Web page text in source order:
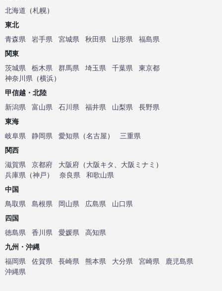
北海道 （札幌）
東北
青森県
岩手県 宮城県 秋田県 山形県
福島県
関東
茨城県
栃木県 群馬県 埼玉県 千葉県
東京都
神奈川県 （横浜）
甲信越・北陸
新潟県
富山県 石川県 福井県 山梨県
長野県
東海
岐阜県
静岡県 愛知県 （名古屋）
三重県
関西
滋賀県
京都府 大阪府 （大阪キタ 大阪ミナミ ）
兵庫県 （神戸） 奈良県
和歌山県
中国
鳥取県
島根県 岡山県 広島県
山口県
四国
徳島県
香川県 愛媛県
高知県
九州・沖縄
福岡県
佐賀県 長崎県 熊本県 大分県 宮崎県
鹿児島県
沖縄県